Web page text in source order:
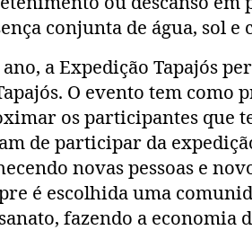
conjunta de água, sol e
ano, a Expedição Tapajós
O evento tem como
os participantes que
de participar da
novas pessoas e
é escolhida uma
fazendo a